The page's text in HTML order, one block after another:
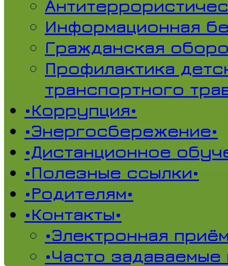
Информационная
Гражданская
Профилактика
транспортного
•Коррупция•
•Энергосбережение•
•Дистанционное
•Полезные ссылки•
•Родителям•
•Контакты•
•Электронная
•Часто